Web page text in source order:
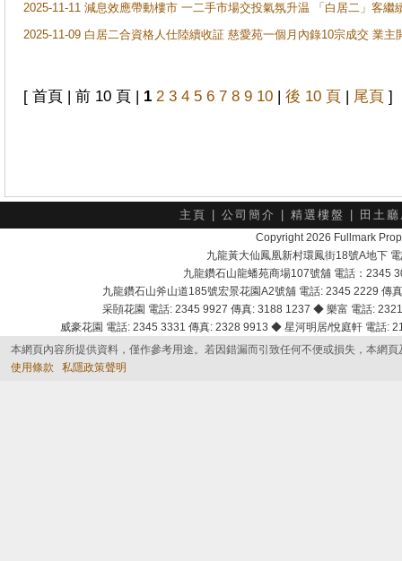
2025-11-11 減息效應帶動樓市 一二手市場交投氣氛升温 「白居二」客
2025-11-09 白居二合資格人仕陸續收証 慈愛苑一個月內錄10宗成交 業
[ 首頁 | 前 10 頁 | 1 2 3 4 5 6 7 8 9 10 | 後 10 頁 | 尾頁 ]
主頁 公司簡介 精選樓盤 田土
Copyright 2026 Fullmark
九龍黃大仙鳳凰新村環鳳街18號A地下
九龍鑽石山龍蟠苑商場107號舖 電話：2345
九龍鑽石山斧山道185號宏景花園A2號舖 電話: 2345 2229
采頣花園 電話: 2345 9927 傳真: 3188 1237 ◆ 樂富 電話:
威豪花園 電話: 2345 3331 傳真: 2328 9913 ◆ 星河明居/悅庭軒 電話
本網頁內容所提供資料，僅作參考用途。若因錯漏而引致任何不便或損失，本網
使用條款
私隱政策聲明